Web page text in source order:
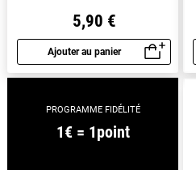
5,90 €
Ajouter au panier
Aperçu rapide
PROGRAMME FIDÉLITÉ
1€ = 1point